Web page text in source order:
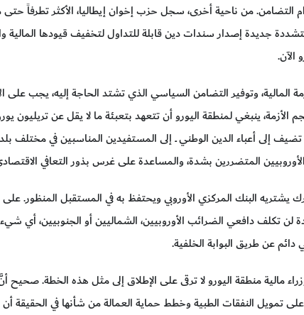
التضامن. من ناحية أخرى، سجل حزب إخوان إيطاليا، الأكثر تطرفاً
جديدة إصدار سندات دين قابلة للتداول لتخفيف قيودها المالية
الآن.
المالية، وتوفير التضامن السياسي الذي تشتد الحاجة إليه، يجب
إلى أعباء الدين الوطني ــ إلى المستفيدين المناسبين في مختلف
المتضررين بشدة، والمساعدة على غرس بذور التعافي
البنك المركزي الأوروبي ويحتفظ به في المستقبل المنظور.
لن تكلف دافعي الضرائب الأوروبيين، الشماليين أو الجنوبيين، أي
عن طريق البوابة الخلفية.
وزراء مالية منطقة اليورو لا ترقى على الإطلاق إلى مثل هذه الخطة.
تمويل النفقات الطبية وخطط حماية العمالة من شأنها في الحقيقة